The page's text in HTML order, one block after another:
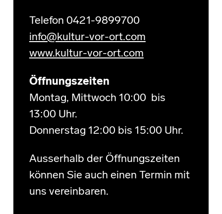
Telefon 0421-9899700
info@kultur-vor-ort.com
www.kultur-vor-ort.com
Öffnungszeiten
Montag, Mittwoch 10:00 bis
13:00 Uhr.
Donnerstag 12:00 bis 15:00 Uhr.
Ausserhalb der Öffnungszeiten
können Sie auch einen Termin mit
uns vereinbaren.